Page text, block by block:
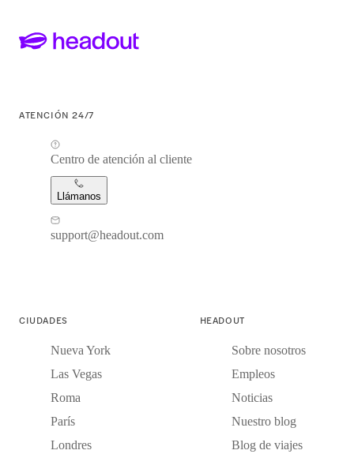
ATENCIÓN 24/7
Centro de atención al cliente
Llámanos
support@headout.com
CIUDADES
Nueva York
Las Vegas
Roma
París
Londres
HEADOUT
Sobre nosotros
Empleos
Noticias
Nuestro blog
Blog de viajes